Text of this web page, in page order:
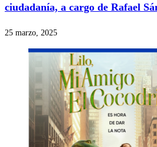
ciudadanía, a cargo de Rafael
25 marzo, 2025